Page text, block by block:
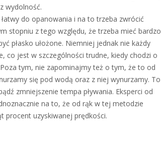
wydolność.
do opanowania i na to trzeba zwrócić
stopniu z tego względu, że trzeba mieć bardzo
płasko ułożone. Niemniej jednak nie każdy
co jest w szczególności trudne, kiedy chodzi o
tym, nie zapominajmy też o tym, że to od
się pod wodą oraz z niej wynurzamy. To
zmniejszenie tempa pływania. Eksperci od
na to, że od rąk w tej metodzie
procent uzyskiwanej prędkości.